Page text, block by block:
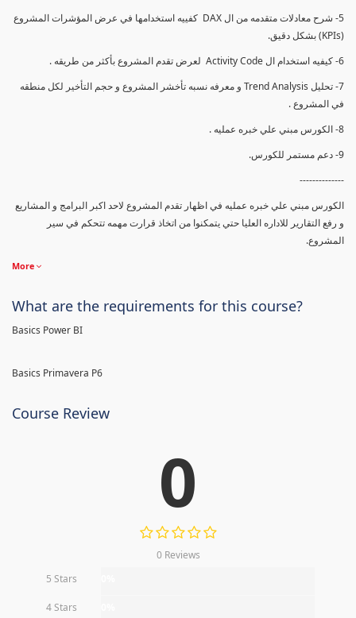
5- شرح معادلات متقدمه من ال DAX كفييه استخدامها في عرض المؤشرات المشروع
(KPIs) بشكل دقيق.
6- كيفيه استخدام ال Activity Code لعرض تقدم المشروع بأكثر من طريقه .
7- تحليل Trend Analysis و معرفه نسبه تأخشر المشروع و حجم التأخير لكل منطقه
في المشروع .
8- الكورس مبني علي خبره عمليه .
9- دعم مستمر للكورس.
--------------
الكورس مبني علي خبره عمليه في اظهار تقدم المشروع لاحد اكبر البرامج و المشاريع
و رفع التقارير للاداره العليا حتي يتمكنوا من اتخاذ قرارت مهمه تتحكم في سير
المشروع.
More
What are the requirements for this course?
Basics Power BI
Basics Primavera P6
Course Review
0
0 Reviews
5 Stars
4 Stars